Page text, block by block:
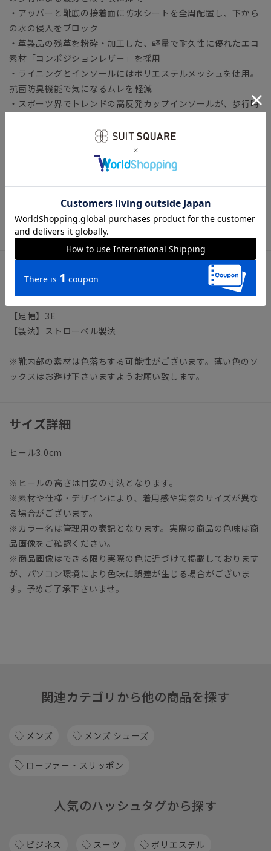
・アッパーと靴底の接着面に防水シートを全周配置し、下から
の水の侵入をブロック
・革製品の残革を粉砕・加工した、軽量で耐久性に優れたエコ
素材「コンポジションレザー」を採用
・ライニングとインソールにはポリエステルメッシュを使用。
抗菌防臭機能で気になるムレを軽減
・スポーツ界でトレンドの高反発カップインソールが、歩行時
・クッション性の高いEVA素材の厚底アウトソールで、驚きの
軽さと優れた衝撃吸収性を実現
ビジネス
アイテム詳細
【足幅】3E
【製法】ストローベル製法
※靴内部の素材は色落ちする可能性がございます。薄い色のソ
ックスはお避け下さいますようお願い致します。
サイズ詳細
ヒール3.0cm
※ヒールの高さは目安の寸法となります。
※素材や仕様・デザインにより、着用感や実際のサイズが異な
る場合がございます。
※カラー名は管理用の表記となります。実際の商品の色味は商
品画像をご確認ください。
※商品画像はできる限り実際の色に近づけて掲載しております
が、パソコン環境により色味に誤差が生じる場合がございま
す。予めご了承下さいませ。
関連カテゴリから他の商品を探す
メンズ メンズ シューズ
ローファー・スリッポン
人気のハッシュタグから探す
ビジネス スーツ ポリエステル